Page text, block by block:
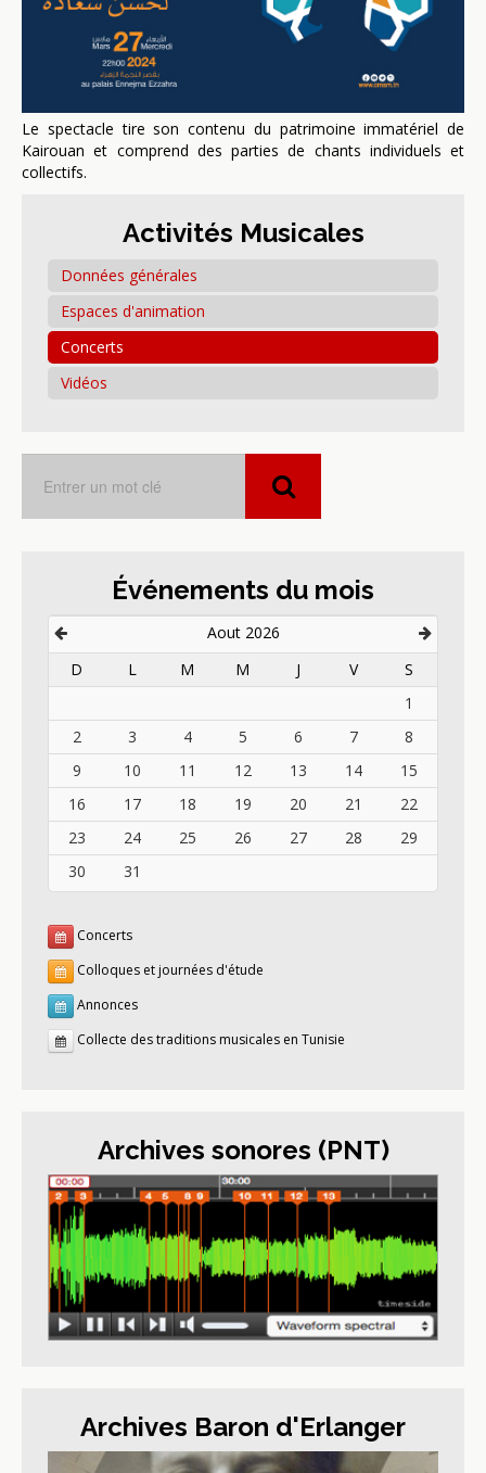
Le spectacle tire son contenu du patrimoine immatériel de
Kairouan et comprend des parties de chants individuels et
collectifs.
Activités Musicales
Données générales
Espaces d'animation
Concerts
Vidéos
Événements du mois
Aout 2026
D
L M M J V
S
1
2
3 4 5 6 7
8
9
10 11 12 13 14
15
16
17 18 19 20 21
22
23
24 25 26 27 28
29
30
31
Concerts
Colloques et journées d'étude
Annonces
Collecte des traditions musicales en Tunisie
Archives sonores (PNT)
Archives Baron d'Erlanger